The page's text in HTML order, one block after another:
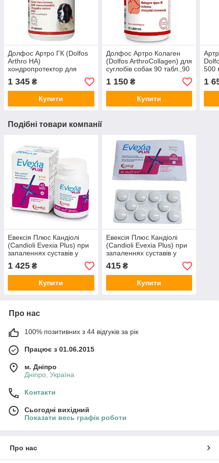
Долфос Артро ГК (Dolfos
Arthro HA)
хондропротектор для
собак 90 табл.
1 345 ₴
Купити
Долфос Артро Колаген
(Dolfos ArthroCollagen) для
суглобів собак 90 табл.,90
гр.
1 150₴
Купити
500
1
Подібні товари компанії
Евексія Плюс Кандіолі
(Candioli Evexia Plus) при
запаленнях суставів у
1 425 ₴
Купити
Евексія Плюс Кандіолі
(Candioli Evexia Plus) при
запаленнях суставів у
415₴
Купити
Про нас
100% позитивних з 44 відгуків за рік
Працює з 01.06.2015
м. Дніпро
Дніпро, Україна
Контакти
Сьогодні вихідний
Показати весь графік роботи
Про нас